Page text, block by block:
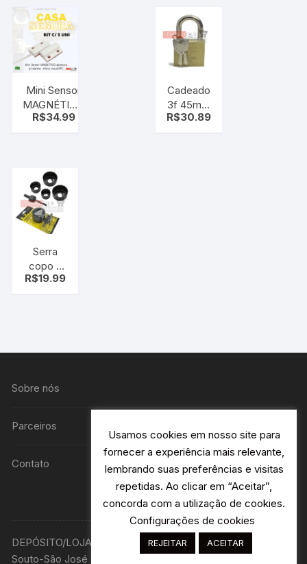
Mini Sensor
MAGNÉTICO
abertura msa
R$34.99
Cadeado
3f 45mm
grande
R$30.89
Serra
copo 5
pcs
R$19.99
Sobre nós
Parceiros
Contato
DEPÓSITO/LOJA R. Avião Bandeirantes 115 H2- Jardim
Souto-São José dos Campos - SP Designer:
Usamos cookies em nosso site para
fornecer a experiência mais relevante,
lembrando suas preferências e visitas
repetidas. Ao clicar em “Aceitar”,
concorda com a utilização de cookies.
Configurações de cookies
REJEITAR ACEITAR